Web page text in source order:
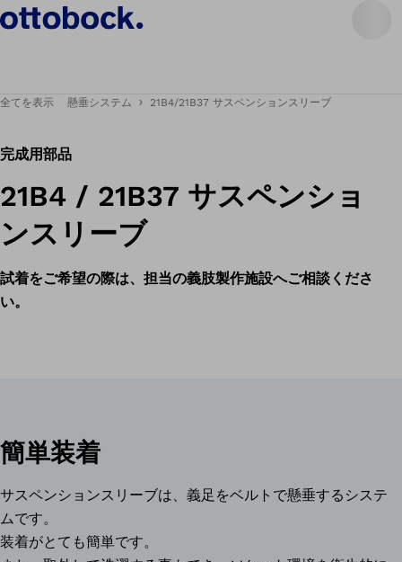
全てを表示 懸垂システム 21B4/21B37 サスペンションスリーブ
完成用部品
21B4 / 21B37 サスペンショ
ンスリーブ
試着をご希望の際は、担当の義肢製作施設へご相談くださ
い。
簡単装着
サスペンションスリーブは、義足をベルトで懸垂するシステ
ムです。
装着がとても簡単です。